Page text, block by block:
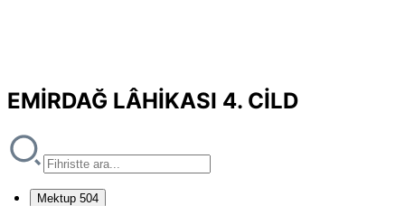
EMİRDAĞ LÂHİKASI 4. CİLD
Mektup 504